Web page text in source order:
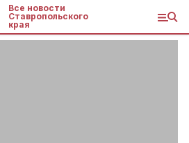
Все новости
Ставропольского
края